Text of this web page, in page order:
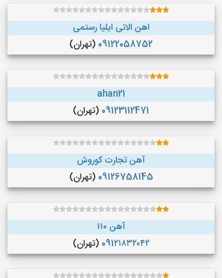
اهن الاتی ایلیا رستمی
09122058752 (تهران)
ahan21
09123112471 (تهران)
آهن تجارت کوروش
09126758145 (تهران)
آهن ۱۱۰
091۲۱۸۳۲۰۴۲ (تهران)